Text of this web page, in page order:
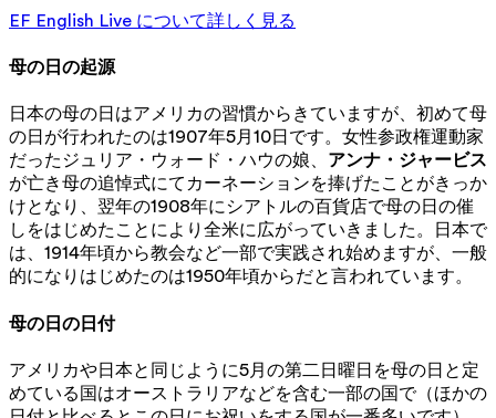
EF English Live について詳しく見る
母の日の起源
日本の母の日はアメリカの習慣からきていますが、初めて母
の日が行われたのは1907年5月10日です。女性参政権運動家
だったジュリア・ウォード・ハウの娘、 アンナ・ジャービス
が亡き母の追悼式にてカーネーションを捧げたことがきっか
けとなり、翌年の1908年にシアトルの百貨店で母の日の催
しをはじめたことにより全米に広がっていきました。日本で
は、1914年頃から教会など一部で実践され始めますが、一般
的になりはじめたのは1950年頃からだと言われています。
母の日の日付
アメリカや日本と同じように5月の第二日曜日を母の日と定
めている国はオーストラリアなどを含む一部の国で（ほかの